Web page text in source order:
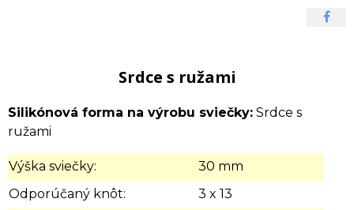
Srdce s ružami
Silikónová forma na výrobu sviečky: Srdce s
ružami
Výška sviečky:
30 mm
Odporúčaný knôt:
3 x 13